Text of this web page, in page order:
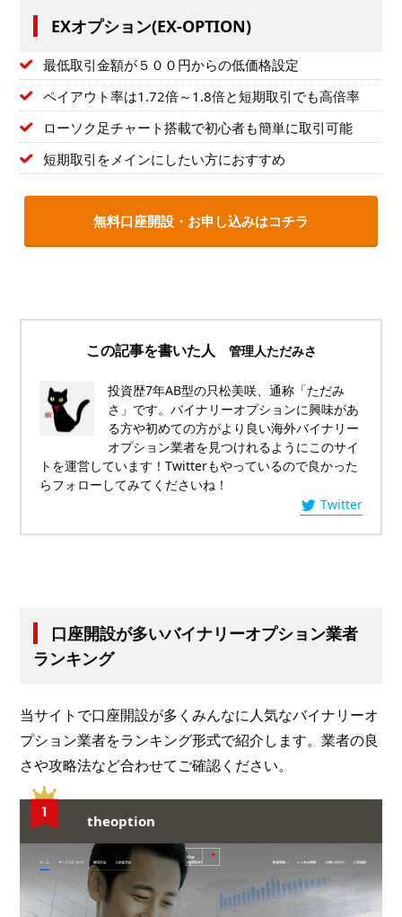
EXオプション(EX-OPTION)
最低取引金額が５００円からの低価格設定
ペイアウト率は1.72倍～1.8倍と短期取引でも高倍率
ローソク足チャート搭載で初心者も簡単に取引可能
短期取引をメインにしたい方におすすめ
無料口座開設・お申し込みはコチラ
この記事を書いた人 管理人ただみさ
投資歴7年AB型の只松美咲、通称「ただみ
さ」です。バイナリーオプションに興味があ
る方や初めての方がより良い海外バイナリー
オプション業者を見つけれるようにこのサイ
トを運営しています！Twitterもやっているので良かった
らフォローしてみてくださいね！
Twitter
口座開設が多いバイナリーオプション業者
ランキング
当サイトで口座開設が多くみんなに人気なバイナリーオ
プション業者をランキング形式で紹介します。業者の良
さや攻略法など合わせてご確認ください。
theoption